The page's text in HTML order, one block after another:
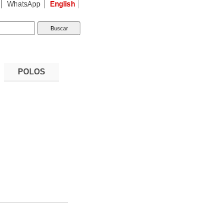
WhatsApp English
POLOS